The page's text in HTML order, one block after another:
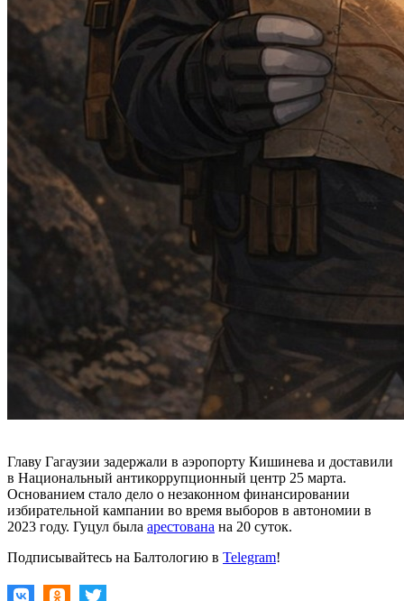
Главу Гагаузии задержали в аэропорту Кишинева и доставили
в Национальный антикоррупционный центр 25 марта.
Основанием стало дело о незаконном финансировании
избирательной кампании во время выборов в автономии в
2023 году. Гуцул была арестована на 20 суток.
Подписывайтесь на Балтологию в Telegram!